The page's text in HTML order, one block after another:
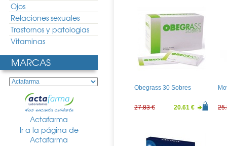
Ojos
Relaciones sexuales
Trastornos y patologias
Vitaminas
MARCAS
Actafarma
Ir a la página de
Actafarma
Obegrass 30 Sobres
27.83 € 20.61 €